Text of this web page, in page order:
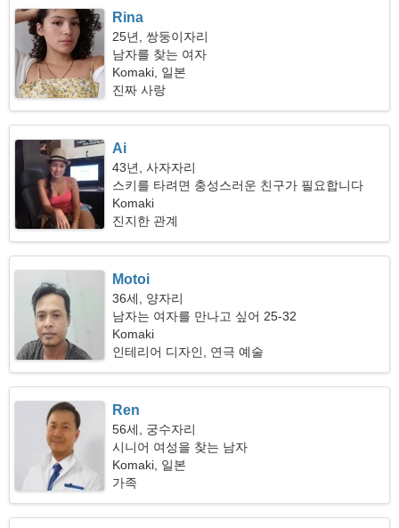
Rina
25년, 쌍둥이자리
남자를 찾는 여자
Komaki, 일본
진짜 사랑
Ai
43년, 사자자리
스키를 타려면 충성스러운 친구가 필요합니다
Komaki
진지한 관계
Motoi
36세, 양자리
남자는 여자를 만나고 싶어 25-32
Komaki
인테리어 디자인, 연극 예술
Ren
56세, 궁수자리
시니어 여성을 찾는 남자
Komaki, 일본
가족